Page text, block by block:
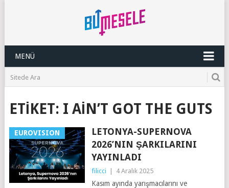
MENÜ
ETIKET: I AIN’T GOT THE GUTS
EUROVISION
LETONYA-SUPERNOVA
2026’NIN ŞARKILARINI
YAYINLADI
filicci 4 Aralık 2025
Kasım ayında yarışmacılarını ve